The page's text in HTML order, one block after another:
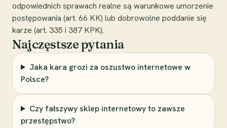
odpowiednich sprawach realne są warunkowe umorzenie
postępowania (art. 66 KK) lub dobrowolne poddanie się
karze (art. 335 i 387 KPK).
Najczęstsze pytania
Jaka kara grozi za oszustwo internetowe w
Polsce?
Czy fałszywy sklep internetowy to zawsze
przestępstwo?